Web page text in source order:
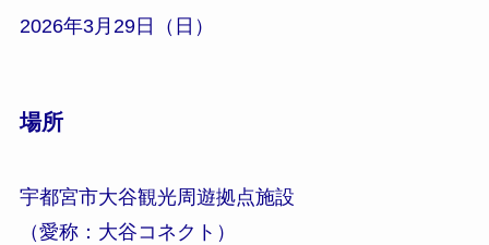
2026年3月29日（日）
場所
宇都宮市大谷観光周遊拠点施設
（愛称：大谷コネクト）